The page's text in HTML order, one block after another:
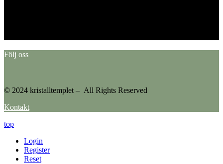
Följ oss
© 2024 kristalltemplet – All Rights Reserved
Kontakt
top
Login
Register
Reset